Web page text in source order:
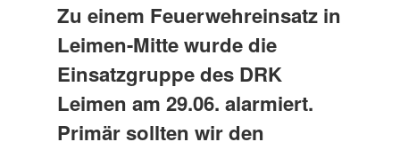
Zu einem Feuerwehreinsatz in
Leimen-Mitte wurde die
Einsatzgruppe des DRK
Leimen am 29.06. alarmiert.
Primär sollten wir den